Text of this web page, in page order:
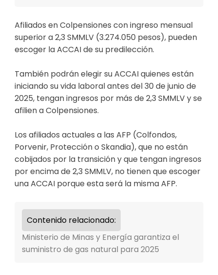
Afiliados en Colpensiones con ingreso mensual
superior a 2,3 SMMLV (3.274.050 pesos), pueden
escoger la ACCAI de su predilección.
También podrán elegir su ACCAI quienes están
iniciando su vida laboral antes del 30 de junio de
2025, tengan ingresos por más de 2,3 SMMLV y se
afilien a Colpensiones.
Los afiliados actuales a las AFP (Colfondos,
Porvenir, Protección o Skandia), que no están
cobijados por la transición y que tengan ingresos
por encima de 2,3 SMMLV, no tienen que escoger
una ACCAI porque esta será la misma AFP.
Contenido relacionado:
Ministerio de Minas y Energía garantiza el
suministro de gas natural para 2025